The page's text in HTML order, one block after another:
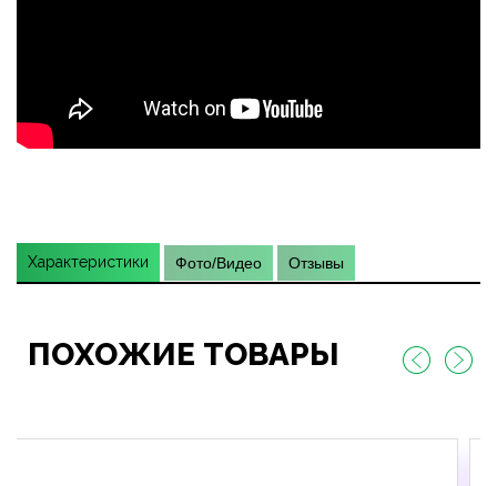
Характеристики Фото/Видео Отзывы
ПОХОЖИЕ ТОВАРЫ